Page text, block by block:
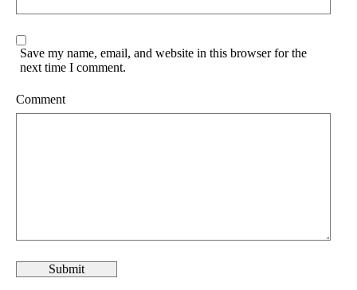
Save my name, email, and website in this browser for the
next time I comment.
Comment